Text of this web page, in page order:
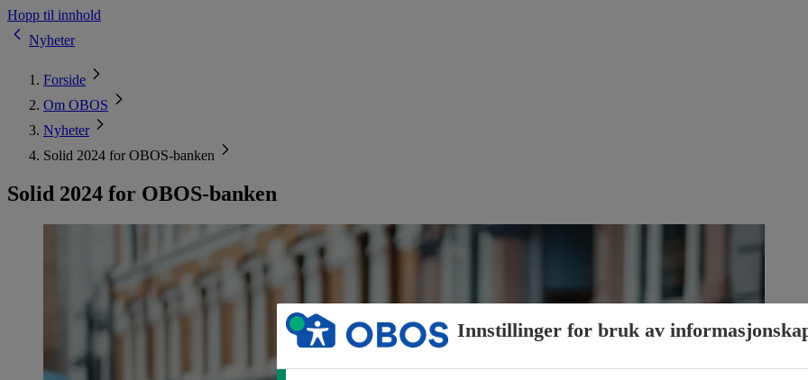
Hopp til innhold
Nyheter
Forside
Om OBOS
Nyheter
Solid 2024 for OBOS-banken
Solid 2024 for OBOS-banken
Innstillinger for bruk av